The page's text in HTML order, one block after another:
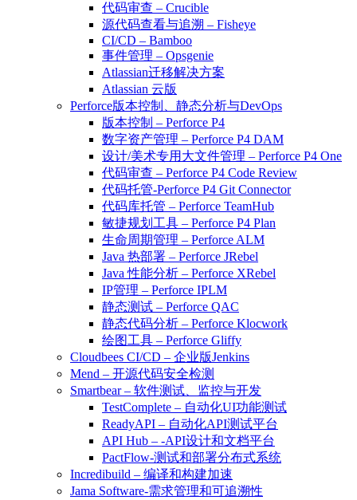
代码审查 – Crucible
源代码查看与追溯 – Fisheye
CI/CD – Bamboo
事件管理 – Opsgenie
Atlassian迁移解决方案
Atlassian 云版
Perforce版本控制、静态分析与DevOps
版本控制 – Perforce P4
数字资产管理 – Perforce P4 DAM
设计/美术专用大文件管理 – Perforce P4 One
代码审查 – Perforce P4 Code Review
代码托管-Perforce P4 Git Connector
代码库托管 – Perforce TeamHub
敏捷规划工具 – Perforce P4 Plan
生命周期管理 – Perforce ALM
Java 热部署 – Perforce JRebel
Java 性能分析 – Perforce XRebel
IP管理 – Perforce IPLM
静态测试 – Perforce QAC
静态代码分析 – Perforce Klocwork
绘图工具 – Perforce Gliffy
Cloudbees CI/CD – 企业版Jenkins
Mend – 开源代码安全检测
Smartbear – 软件测试、监控与开发
TestComplete – 自动化UI功能测试
ReadyAPI – 自动化API测试平台
API Hub – -API设计和文档平台
PactFlow-测试和部署分布式系统
Incredibuild – 编译和构建加速
Jama Software-需求管理和可追溯性